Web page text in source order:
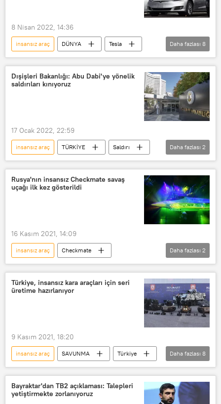
8 Nisan 2022, 14:36
insansız araç DÜNYA
Tesla
Araç
elektrikli araç
Model
Çin
geri çekme
geri çağırma
Araba
Elon Musk
Daha fazlası 8
Dışişleri Bakanlığı: Abu Dabi'ye yönelik
saldırıları kınıyoruz
17 Ocak 2022, 22:59
insansız araç TÜRKİYE
Saldırı
Abu Dabi
Dışişleri Bakanlığı
Daha fazlası 2
Rusya'nın insansız Checkmate savaş
uçağı ilk kez gösterildi
16 Kasım 2021, 14:09
insansız araç
Checkmate
SAVUNMA
Rusya Uçak
Daha fazlası 2
Türkiye, insansız kara araçları için seri
üretime hazırlanıyor
9 Kasım 2021, 18:20
insansız araç SAVUNMA
Türkiye
insansız su altı aracı
İnsansız Hava Aracı (İHA)
Kara
Üretim
İnsansız savaş aracı
Daha fazlası 8
Bayraktar'dan TB2 açıklaması: Talepleri
yetiştirmekte zorlanıyoruz